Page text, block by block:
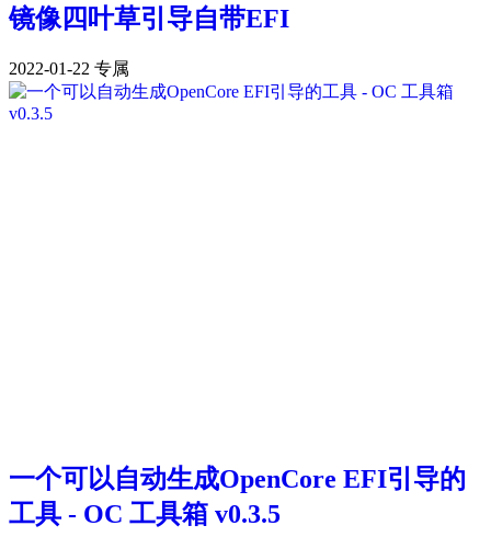
镜像四叶草引导自带EFI
2022-01-22 专属
一个可以自动生成OpenCore EFI引导的
工具 - OC 工具箱 v0.3.5